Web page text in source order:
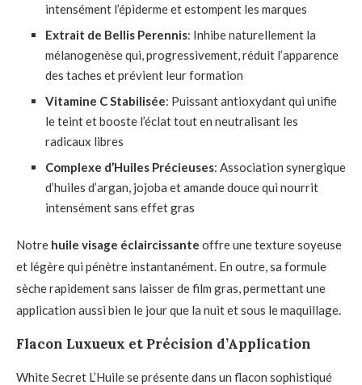
intensément l’épiderme et estompent les marques
Extrait de Bellis Perennis: Inhibe naturellement la
mélanogenèse qui, progressivement, réduit l’apparence
des taches et prévient leur formation
Vitamine C Stabilisée: Puissant antioxydant qui unifie
le teint et booste l’éclat tout en neutralisant les
radicaux libres
Complexe d’Huiles Précieuses: Association synergique
d’huiles d’argan, jojoba et amande douce qui nourrit
intensément sans effet gras
Notre huile visage éclaircissante offre une texture soyeuse
et légère qui pénètre instantanément. En outre, sa formule
sèche rapidement sans laisser de film gras, permettant une
application aussi bien le jour que la nuit et sous le maquillage.
Flacon Luxueux et Précision d’Application
White Secret L’Huile se présente dans un flacon sophistiqué